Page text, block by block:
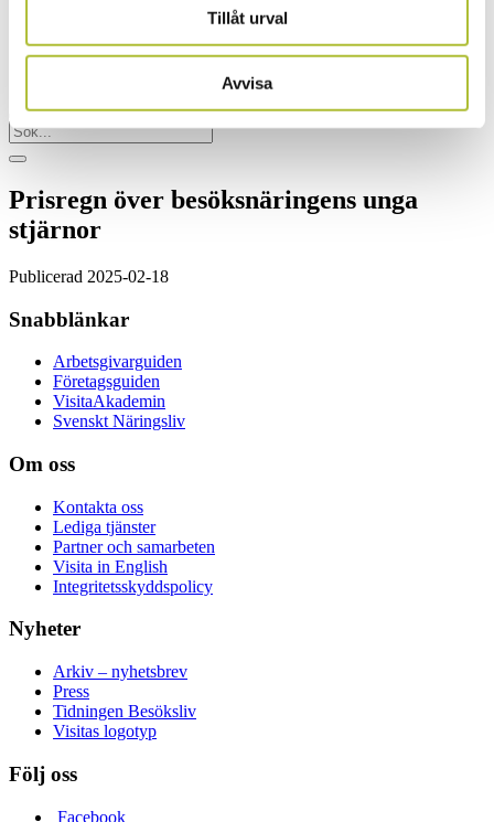
Tillåt urval
Avvisa
Press
Prisregn över besöksnäringens unga
stjärnor
Publicerad 2025-02-18
Snabblänkar
Arbetsgivarguiden
Företagsguiden
VisitaAkademin
Svenskt Näringsliv
Om oss
Kontakta oss
Lediga tjänster
Partner och samarbeten
Visita in English
Integritetsskyddspolicy
Nyheter
Arkiv – nyhetsbrev
Press
Tidningen Besöksliv
Visitas logotyp
Följ oss
Facebook